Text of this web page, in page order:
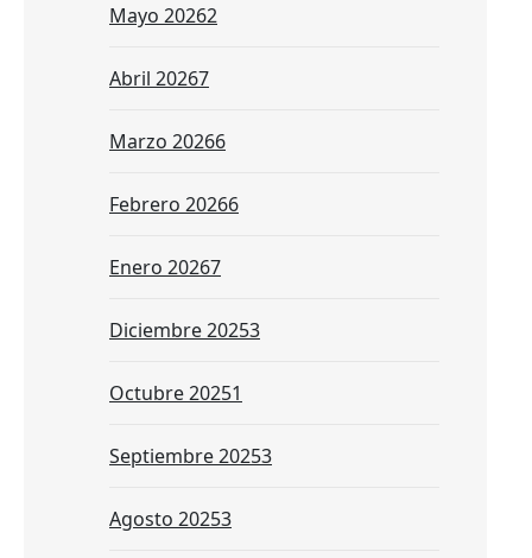
Mayo 20262
Abril 20267
Marzo 20266
Febrero 20266
Enero 20267
Diciembre 20253
Octubre 20251
Septiembre 20253
Agosto 20253